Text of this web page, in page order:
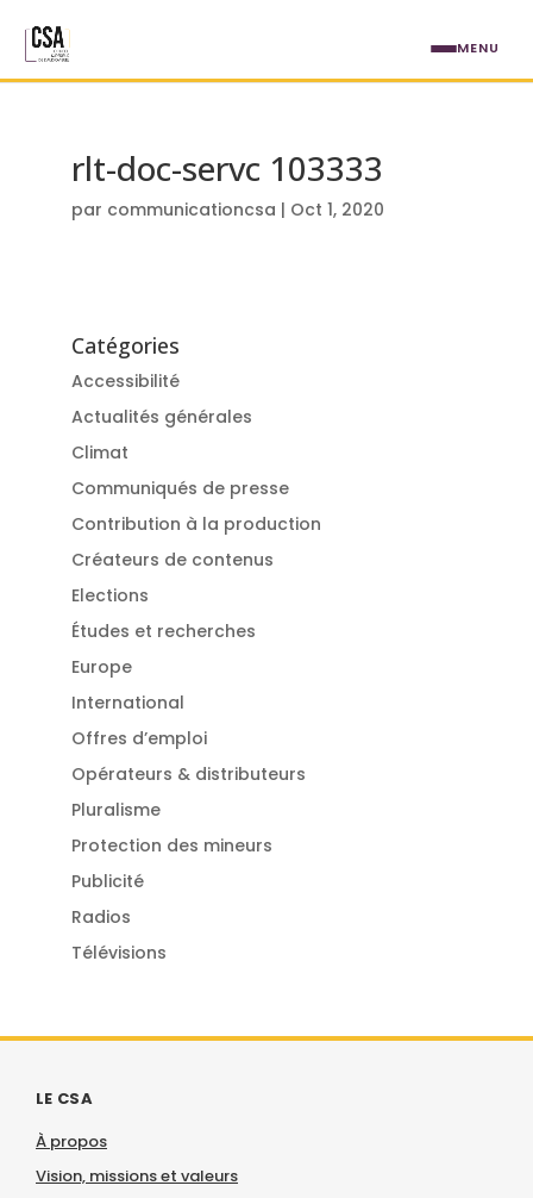
rlt-doc-servc 103333
par communicationcsa | Oct 1, 2020
Catégories
Accessibilité
Actualités générales
Climat
Communiqués de presse
Contribution à la production
Créateurs de contenus
Elections
Études et recherches
Europe
International
Offres d’emploi
Opérateurs & distributeurs
Pluralisme
Protection des mineurs
Publicité
Radios
Télévisions
LE CSA
À propos
Vision, missions et valeurs
MENU